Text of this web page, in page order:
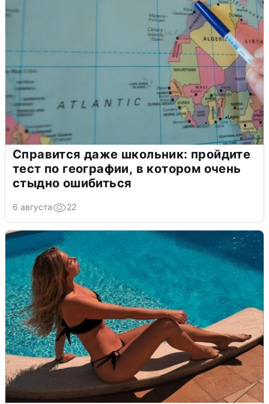
Справится даже школьник: пройдите
тест по географии, в котором очень
стыдно ошибиться
6 августа 22